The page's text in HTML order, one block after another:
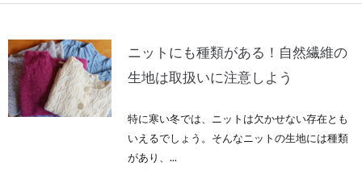
ニットにも種類がある！自然繊維の
生地は取扱いに注意しよう
特に寒い冬では、ニットは欠かせない存在とも
いえるでしょう。そんなニットの生地には種類
があり、...